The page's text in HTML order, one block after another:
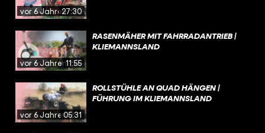
vor 6 Jahren27:30
vor 6 Jahren11:55
RASENMÄHER MIT FAHRRADANTRIEB |
KLIEMANNSLAND
vor 6 Jahren05:31
ROLLSTÜHLE AN QUAD HÄNGEN |
FÜHRUNG IM KLIEMANNSLAND